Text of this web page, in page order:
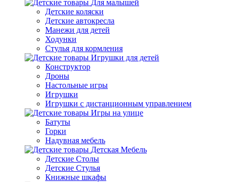
Для малышей
Детские коляски
Детские автокресла
Манежи для детей
Ходунки
Стулья для кормления
Игрушки для детей
Конструктор
Дроны
Настольные игры
Игрушки
Игрушки c дистанционным управлением
Игры на улице
Батуты
Горки
Надувная мебель
Детская Мебель
Детские Столы
Детские Стулья
Книжные шкафы